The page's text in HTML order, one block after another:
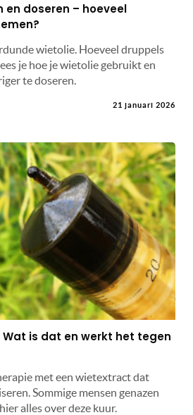
en doseren – hoeveel
wietolie. Hoeveel druppels
je hoe je wietolie gebruikt en
te doseren.
21 januari 2026
Wat is dat en werkt het tegen
met een wietextract dat
Sommige mensen genazen
alles over deze kuur.